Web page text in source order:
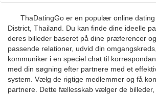
ThaDatingGo er en populær online dating
District, Thailand. Du kan finde dine ideelle
deres billeder baseret på dine præferencer
passende relationer, udvid din
kommuniker i en speciel chat til
med din søgning efter partnere med et
system. Vælg de rigtige medlemmer og få
partnere. Dette fællesskab vælger de billeder,